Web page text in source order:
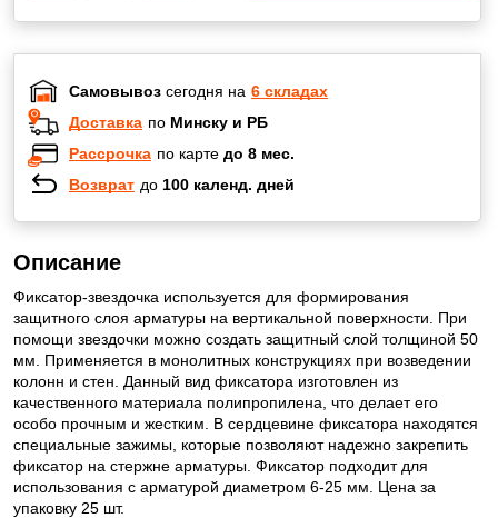
Самовывоз сегодня на 6 складах
Доставка по Минску и РБ
Рассрочка по карте до 8 мес.
Возврат до 100 календ. дней
Описание
Фиксатор-звездочка используется для формирования
защитного слоя арматуры на вертикальной поверхности. При
помощи звездочки можно создать защитный слой толщиной 50
мм. Применяется в монолитных конструкциях при возведении
колонн и стен. Данный вид фиксатора изготовлен из
качественного материала полипропилена, что делает его
особо прочным и жестким. В сердцевине фиксатора находятся
специальные зажимы, которые позволяют надежно закрепить
фиксатор на стержне арматуры. Фиксатор подходит для
использования с арматурой диаметром 6-25 мм. Цена за
упаковку 25 шт.